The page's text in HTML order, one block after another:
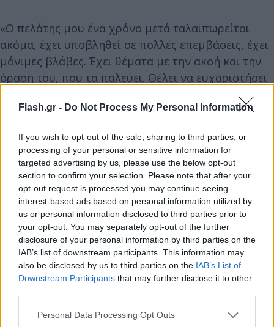
Flash.gr - Do Not Process My Personal Information
If you wish to opt-out of the sale, sharing to third parties, or
processing of your personal or sensitive information for
targeted advertising by us, please use the below opt-out
section to confirm your selection. Please note that after your
opt-out request is processed you may continue seeing
interest-based ads based on personal information utilized by
us or personal information disclosed to third parties prior to
your opt-out. You may separately opt-out of the further
disclosure of your personal information by third parties on the
IAB’s list of downstream participants. This information may
also be disclosed by us to third parties on the IAB’s List of
Downstream Participants that may further disclose it to other
Please note that this website/app uses one or more Google
Personal Data Processing Opt Outs
«Ο πελάτης μου ένα χρόνο μετά ταλαιπωρείται
ακόμα, έχει υποβληθεί σε πολλές επεμβάσεις, έχει
μόνιμες βλάβες. Έχει θέματα με την ακοή και την
όραση του, που τα παλεύει. Θέλει να ευχαριστήσει
την τοπική κοινωνία. Το παιδί υπηρετούσε για ένα
διάστημα στους Παξούς και ήταν μετά στην
βλέπουμε καθημερινά αδικήματα τέτοιας φύσης,
δεν σταματάμε να εκπλησσόμεθα. Ο πελάτης μου
είναι σε αναρρωτική από τότε, δεν ξέρουμε πότε θα
επανέλθει στην υπηρεσία του», κατέληξε ο κ.
Ταγαράκης.